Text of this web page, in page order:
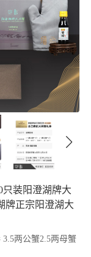
只装阳澄湖牌大
牌正宗阳澄湖大
两公蟹2.5两母蟹